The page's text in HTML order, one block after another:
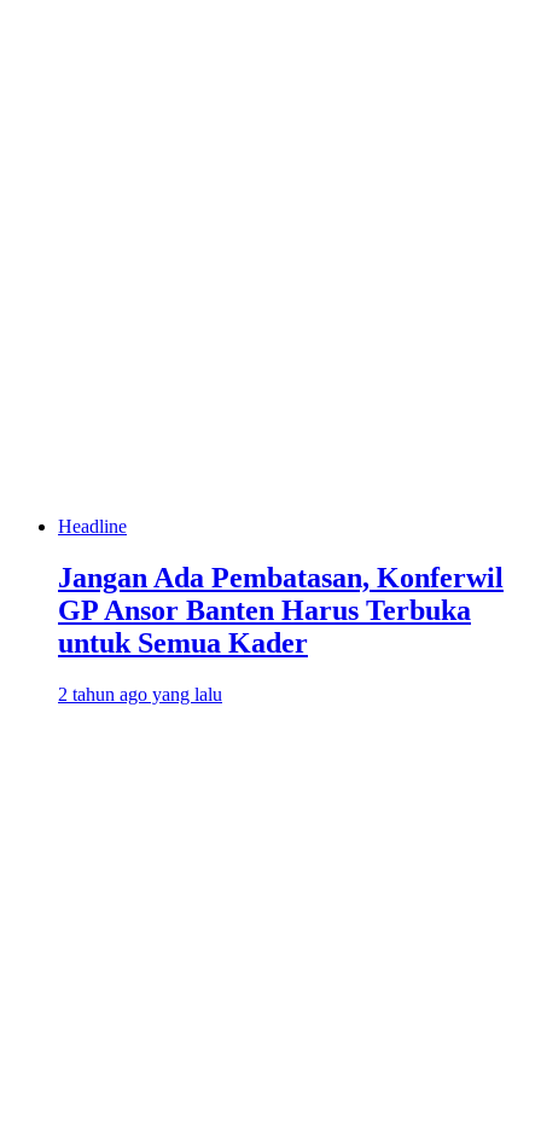
Headline
Jangan Ada Pembatasan, Konferwil
GP Ansor Banten Harus Terbuka
untuk Semua Kader
2 tahun ago yang lalu